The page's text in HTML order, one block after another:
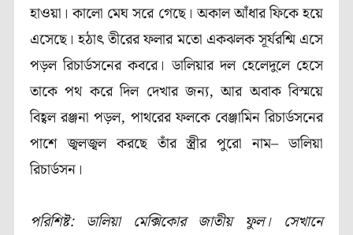
হাওয়া। কালো মেঘ সরে গেছে। অকাল আঁধার ফিকে হয়ে
এসেছে। হঠাৎ তীরের ফলার মতো একঝলক সূর্যরশ্মি এসে
পড়ল রিচার্ডসনের কবরে। ডালিয়ার দল হেলেদুলে হেসে
তাকে পথ করে দিল দেখার জন্য, আর অবাক বিস্ময়ে
বিহ্বল রঞ্জনা পড়ল, পাথরের ফলকে বেঞ্জামিন রিচার্ডসনের
পাশে জ্বলজ্বল করছে তাঁর স্ত্রীর পুরো নাম– ডালিয়া
রিচার্ডসন।
পরিশিষ্ট: ডালিয়া মেক্সিকোর জাতীয় ফুল। সেখানে